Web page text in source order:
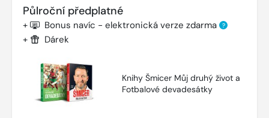
Půlroční předplatné
+ Bonus navíc - elektronická verze zdarma ?
+ Dárek
Knihy Šmicer Můj druhý život a
Fotbalové devadesátky